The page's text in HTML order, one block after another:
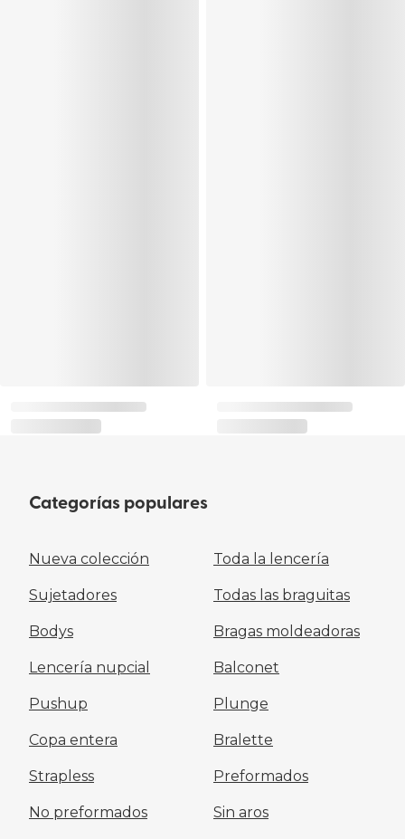
Categorías populares
Nueva colección Toda la lencería
Sujetadores Todas las braguitas
Bodys Bragas moldeadoras
Lencería nupcial Balconet
Pushup Plunge
Copa entera Bralette
Strapless Preformados
No preformados Sin aros